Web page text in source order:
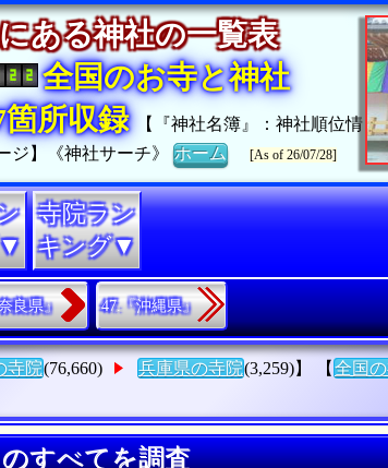
ある神社の一覧表
全国のお寺と神社
箇所収録
【『神社名簿』：神社順位情
ジ】《神社サーチ》ホーム [As of 26/07/28]
寺院ラン
キング▼
良県』 47.『沖縄県』
寺院(76,660) 兵庫県の寺院(3,259)】 【 全国
すべてを調査